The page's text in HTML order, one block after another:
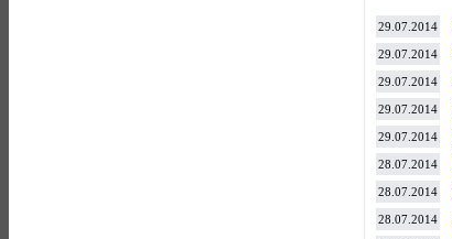
29.07.2014
29.07.2014
29.07.2014
29.07.2014
29.07.2014
28.07.2014
28.07.2014
28.07.2014